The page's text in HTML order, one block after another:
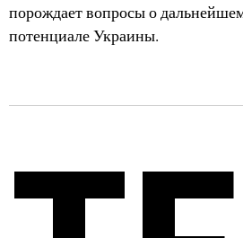
порождает вопросы о
потенциале Украины.